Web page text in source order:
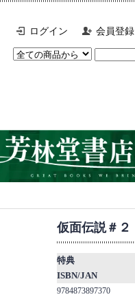
ログイン 会員登録
仮面伝説＃２
特典
ISBN/JAN
9784873897370